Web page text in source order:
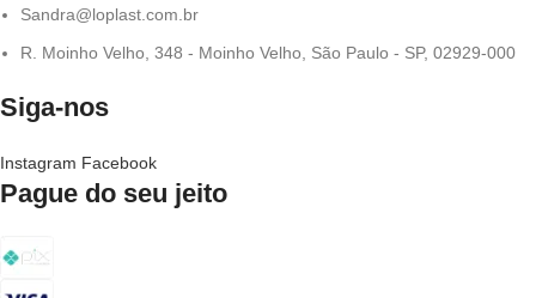
Sandra@loplast.com.br
R. Moinho Velho, 348 - Moinho Velho, São Paulo - SP, 02929-000
Siga-nos
Instagram Facebook
Pague do seu jeito